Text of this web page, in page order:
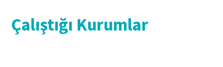
Çalıştığı Kurumlar